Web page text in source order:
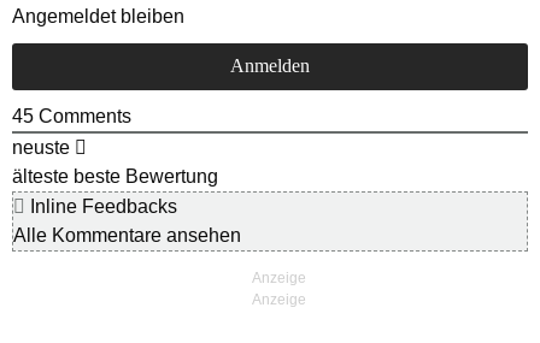
Angemeldet bleiben
45 Comments
neuste
älteste beste Bewertung
Inline Feedbacks
Alle Kommentare ansehen